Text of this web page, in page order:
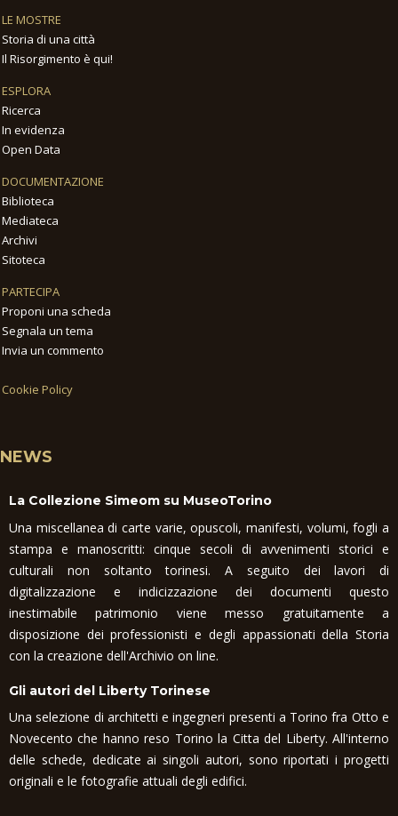
LE MOSTRE
Storia di una città
Il Risorgimento è qui!
ESPLORA
Ricerca
In evidenza
Open Data
DOCUMENTAZIONE
Biblioteca
Mediateca
Archivi
Sitoteca
PARTECIPA
Proponi una scheda
Segnala un tema
Invia un commento
Cookie Policy
NEWS
La Collezione Simeom su MuseoTorino
Una miscellanea di carte varie, opuscoli, manifesti, volumi, fogli a
stampa e manoscritti: cinque secoli di avvenimenti storici e
culturali non soltanto torinesi. A seguito dei lavori di
digitalizzazione e indicizzazione dei documenti questo
inestimabile patrimonio viene messo gratuitamente a
disposizione dei professionisti e degli appassionati della Storia
con la creazione dell'Archivio on line.
Gli autori del Liberty Torinese
Una selezione di architetti e ingegneri presenti a Torino fra Otto e
Novecento che hanno reso Torino la Citta del Liberty. All'interno
delle schede, dedicate ai singoli autori, sono riportati i progetti
originali e le fotografie attuali degli edifici.